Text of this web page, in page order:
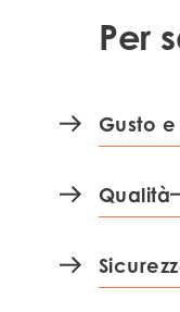
Per
Gusto
Qualità